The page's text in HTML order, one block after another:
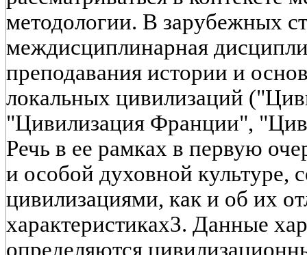
методологии. В зарубежных
междисциплинарная
преподавания истории и
локальных цивилизаций
"Цивилизация Франции",
Речь в ее рамках в первую
и особой духовной культуре,
цивилизациями, как и об их
характеристиках3. Данные
определяются